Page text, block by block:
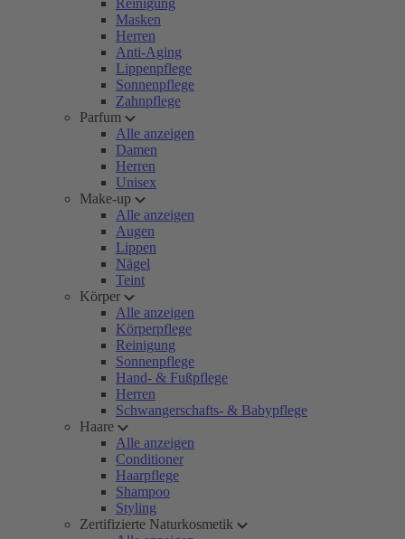
Reinigung
Masken
Herren
Anti-Aging
Lippenpflege
Sonnenpflege
Zahnpflege
Parfum
Alle anzeigen
Damen
Herren
Unisex
Make-up
Alle anzeigen
Augen
Lippen
Nägel
Teint
Körper
Alle anzeigen
Körperpflege
Reinigung
Sonnenpflege
Hand- & Fußpflege
Herren
Schwangerschafts- & Babypflege
Haare
Alle anzeigen
Conditioner
Haarpflege
Shampoo
Styling
Zertifizierte Naturkosmetik